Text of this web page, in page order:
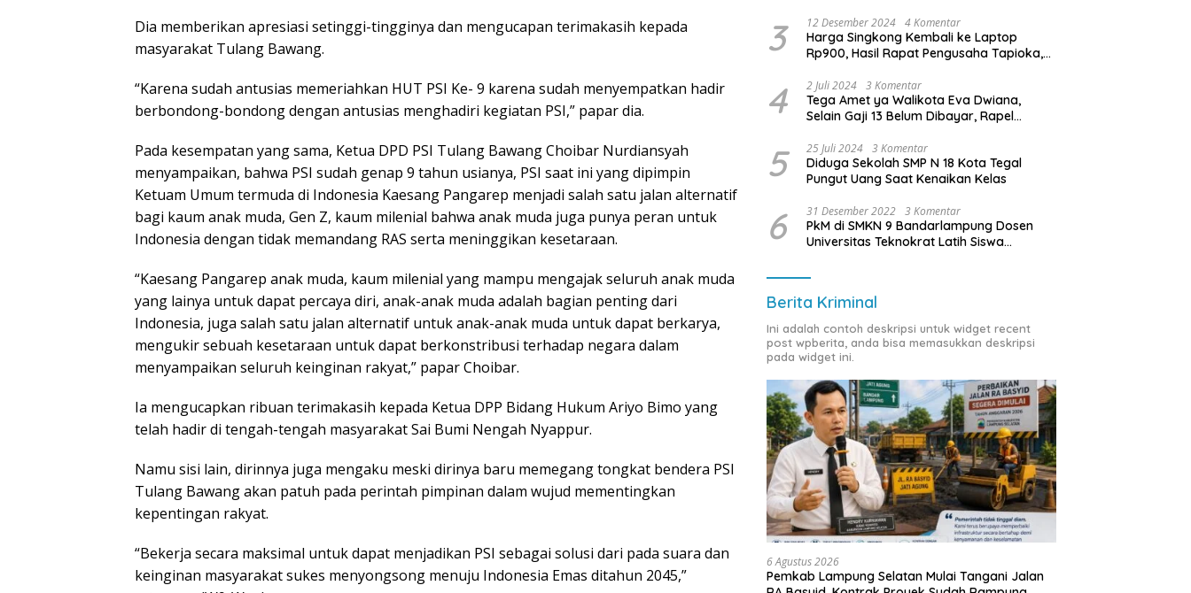
Dia memberikan apresiasi setinggi-tingginya dan mengucapan terimakasih kepada
masyarakat Tulang Bawang.
“Karena sudah antusias memeriahkan HUT PSI Ke- 9 karena sudah menyempatkan hadir
berbondong-bondong dengan antusias menghadiri kegiatan PSI,” papar dia.
Pada kesempatan yang sama, Ketua DPD PSI Tulang Bawang Choibar Nurdiansyah
menyampaikan, bahwa PSI sudah genap 9 tahun usianya, PSI saat ini yang dipimpin
Ketuam Umum termuda di Indonesia Kaesang Pangarep menjadi salah satu jalan alternatif
bagi kaum anak muda, Gen Z, kaum milenial bahwa anak muda juga punya peran untuk
Indonesia dengan tidak memandang RAS serta meninggikan kesetaraan.
“Kaesang Pangarep anak muda, kaum milenial yang mampu mengajak seluruh anak muda
yang lainya untuk dapat percaya diri, anak-anak muda adalah bagian penting dari
Indonesia, juga salah satu jalan alternatif untuk anak-anak muda untuk dapat berkarya,
mengukir sebuah kesetaraan untuk dapat berkonstribusi terhadap negara dalam
menyampaikan seluruh keinginan rakyat,” papar Choibar.
Ia mengucapkan ribuan terimakasih kepada Ketua DPP Bidang Hukum Ariyo Bimo yang
telah hadir di tengah-tengah masyarakat Sai Bumi Nengah Nyappur.
Namu sisi lain, dirinnya juga mengaku meski dirinya baru memegang tongkat bendera PSI
Tulang Bawang akan patuh pada perintah pimpinan dalam wujud mementingkan
kepentingan rakyat.
“Bekerja secara maksimal untuk dapat menjadikan PSI sebagai solusi dari pada suara dan
keinginan masyarakat sukes menyongsong menuju Indonesia Emas ditahun 2045,”
3 12 Desember 2024 4 Komentar
Harga Singkong Kembali ke Laptop
Rp900, Hasil Rapat Pengusaha Tapioka,
Lampung
4 2 Juli 2024 3 Komentar
Tega Amet ya Walikota Eva Dwiana,
Selain Gaji 13 Belum Dibayar, Rapel
Dibayar
5 25 Juli 2024 3 Komentar
Diduga Sekolah SMP N 18 Kota Tegal
Pungut Uang Saat Kenaikan Kelas
6 31 Desember 2022 3 Komentar
PkM di SMKN 9 Bandarlampung Dosen
Universitas Teknokrat Latih Siswa
Berita Kriminal
Ini adalah contoh deskripsi untuk widget recent
post wpberita, anda bisa memasukkan deskripsi
pada widget ini.
6 Agustus 2026
Pemkab Lampung Selatan Mulai Tangani Jalan